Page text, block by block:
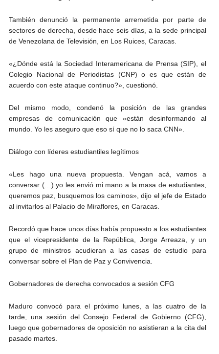
También denunció la permanente arremetida por parte de
sectores de derecha, desde hace seis días, a la sede principal
de Venezolana de Televisión, en Los Ruices, Caracas.
«¿Dónde está la Sociedad Interamericana de Prensa (SIP), el
Colegio Nacional de Periodistas (CNP) o es que están de
acuerdo con este ataque continuo?», cuestionó.
Del mismo modo, condenó la posición de las grandes
empresas de comunicación que «están desinformando al
mundo. Yo les aseguro que eso sí que no lo saca CNN».
Diálogo con líderes estudiantiles legítimos
«Les hago una nueva propuesta. Vengan acá, vamos a
conversar (…) yo les envió mi mano a la masa de estudiantes,
queremos paz, busquemos los caminos», dijo el jefe de Estado
al invitarlos al Palacio de Miraflores, en Caracas.
Recordó que hace unos días había propuesto a los estudiantes
que el vicepresidente de la República, Jorge Arreaza, y un
grupo de ministros acudieran a las casas de estudio para
conversar sobre el Plan de Paz y Convivencia.
Gobernadores de derecha convocados a sesión CFG
Maduro convocó para el próximo lunes, a las cuatro de la
tarde, una sesión del Consejo Federal de Gobierno (CFG),
luego que gobernadores de oposición no asistieran a la cita del
pasado martes.